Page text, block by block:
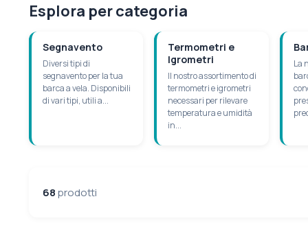
Esplora per categoria
Segnavento
Diversi tipi di
segnavento per la tua
barca a vela. Disponibili
di vari tipi, utili a...
Termometri e
Igrometri
Il nostro assortimento di
termometri e igrometri
necessari per rilevare
temperatura e umidità
in...
La
68prodotti